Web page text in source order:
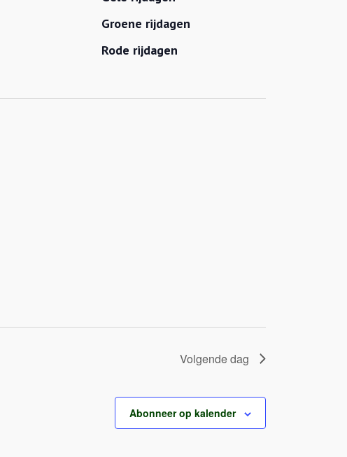
Groene rijdagen
Rode rijdagen
Volgende dag
Abonneer op kalender